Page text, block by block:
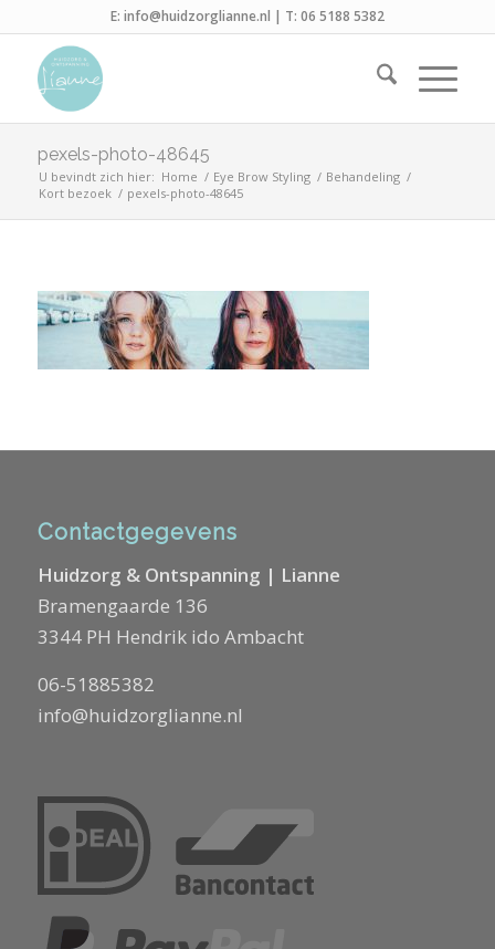
E: info@huidzorglianne.nl | T: 06 5188 5382
pexels-photo-48645
U bevindt zich hier: Home / Eye Brow Styling / Behandeling /
Kort bezoek / pexels-photo-48645
Contactgegevens
Huidzorg & Ontspanning | Lianne
Bramengaarde 136
3344 PH Hendrik ido Ambacht
06-51885382
info@huidzorglianne.nl